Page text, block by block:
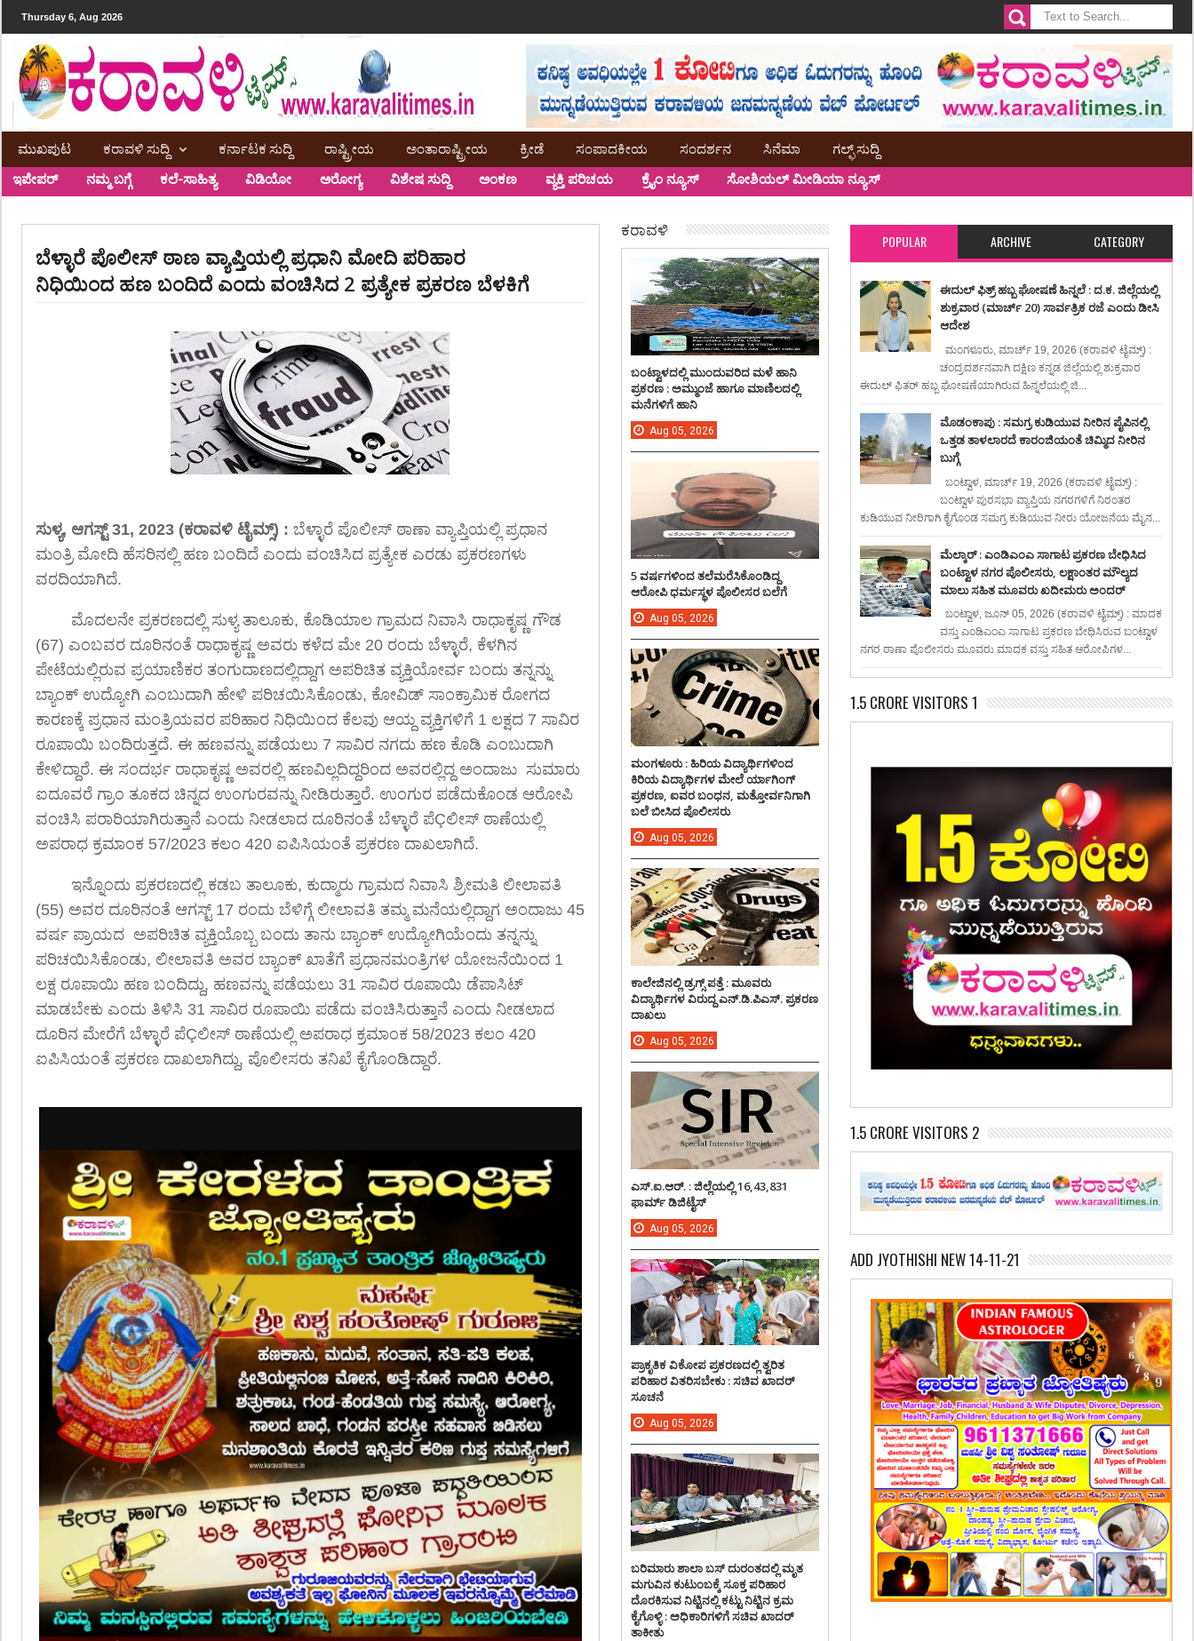
Thursday 6, Aug 2026
ಮುಖಪುಟ ಕರಾವಳಿ ಸುದ್ದಿ ಕರ್ನಾಟಕ ಸುದ್ದಿ ರಾಷ್ಟ್ರೀಯ ಅಂತಾರಾಷ್ಟ್ರೀಯ ಕ್ರೀಡೆ ಸಂಪಾದಕೀಯ ಸಂದರ್ಶನ ಸಿನೆಮಾ ಗಲ್ಫ್ ಸುದ್ದಿ
ಇಪೇಪರ್ ನಮ್ಮ ಬಗ್ಗೆ ಕಲೆ-ಸಾಹಿತ್ಯ ವಿಡಿಯೋ ಅರೋಗ್ಯ ವಿಶೇಷ ಸುದ್ದಿ ಅಂಕಣ ವ್ಯಕ್ತಿ ಪರಿಚಯ ಕ್ರೈಂ ನ್ಯೂಸ್ ಸೋಶಿಯಲ್ ಮೀಡಿಯಾ ನ್ಯೂಸ್
ಬೆಳ್ಳಾರೆ ಪೊಲೀಸ್ ಠಾಣ ವ್ಯಾಪ್ತಿಯಲ್ಲಿ ಪ್ರಧಾನಿ ಮೋದಿ ಪರಿಹಾರ
ನಿಧಿಯಿಂದ ಹಣ ಬಂದಿದೆ ಎಂದು ವಂಚಿಸಿದ 2 ಪ್ರತ್ಯೇಕ ಪ್ರಕರಣ ಬೆಳಕಿಗೆ
ಸುಳ್ಯ, ಆಗಸ್ಟ್ 31, 2023 (ಕರಾವಳಿ ಟೈಮ್ಸ್) : ಬೆಳ್ಳಾರೆ ಪೊಲೀಸ್ ಠಾಣಾ ವ್ಯಾಪ್ತಿಯಲ್ಲಿ ಪ್ರಧಾನ
ಮಂತ್ರಿ ಮೋದಿ ಹೆಸರಿನಲ್ಲಿ ಹಣ ಬಂದಿದೆ ಎಂದು ವಂಚಿಸಿದ ಪ್ರತ್ಯೇಕ ಎರಡು ಪ್ರಕರಣಗಳು
ವರದಿಯಾಗಿದೆ.
ಮೊದಲನೇ ಪ್ರಕರಣದಲ್ಲಿ ಸುಳ್ಯ ತಾಲೂಕು, ಕೊಡಿಯಾಲ ಗ್ರಾಮದ ನಿವಾಸಿ ರಾಧಾಕೃಷ್ಣ ಗೌಡ
(67) ಎಂಬವರ ದೂರಿನಂತೆ ರಾಧಾಕೃಷ್ಣ ಅವರು ಕಳೆದ ಮೇ 20 ರಂದು ಬೆಳ್ಳಾರೆ, ಕೆಳಗಿನ
ಪೇಟೆಯಲ್ಲಿರುವ ಪ್ರಯಾಣಿಕರ ತಂಗುದಾಣದಲ್ಲಿದ್ದಾಗ ಅಪರಿಚಿತ ವ್ಯಕ್ತಿಯೋರ್ವ ಬಂದು ತನ್ನನ್ನು
ಬ್ಯಾಂಕ್ ಉದ್ಯೋಗಿ ಎಂಬುದಾಗಿ ಹೇಳಿ ಪರಿಚಯಿಸಿಕೊಂಡು, ಕೋವಿಡ್ ಸಾಂಕ್ರಾಮಿಕ ರೋಗದ
ಕಾರಣಕ್ಕೆ ಪ್ರಧಾನ ಮಂತ್ರಿಯವರ ಪರಿಹಾರ ನಿಧಿಯಿಂದ ಕೆಲವು ಆಯ್ದ ವ್ಯಕ್ತಿಗಳಿಗೆ 1 ಲಕ್ಷದ 7 ಸಾವಿರ
ರೂಪಾಯಿ ಬಂದಿರುತ್ತದೆ. ಈ ಹಣವನ್ನು ಪಡೆಯಲು 7 ಸಾವಿರ ನಗದು ಹಣ ಕೊಡಿ ಎಂಬುದಾಗಿ
ಕೇಳಿದ್ದಾರೆ. ಈ ಸಂದರ್ಭ ರಾಧಾಕೃಷ್ಣ ಅವರಲ್ಲಿ ಹಣವಿಲ್ಲದಿದ್ದರಿಂದ ಅವರಲ್ಲಿದ್ದ ಅಂದಾಜು ಸುಮಾರು
ಐದೂವರೆ ಗ್ರಾಂ ತೂಕದ ಚಿನ್ನದ ಉಂಗುರವನ್ನು ನೀಡಿರುತ್ತಾರೆ. ಉಂಗುರ ಪಡೆದುಕೊಂಡ ಆರೋಪಿ
ವಂಚಿಸಿ ಪರಾರಿಯಾಗಿರುತ್ತಾನೆ ಎಂದು ನೀಡಲಾದ ದೂರಿನಂತೆ ಬೆಳ್ಳಾರೆ ಪೆÇಲೀಸ್ ಠಾಣೆಯಲ್ಲಿ
ಅಪರಾಧ ಕ್ರಮಾಂಕ 57/2023 ಕಲಂ 420 ಐಪಿಸಿಯಂತೆ ಪ್ರಕರಣ ದಾಖಲಾಗಿದೆ.
ಇನ್ನೊಂದು ಪ್ರಕರಣದಲ್ಲಿ ಕಡಬ ತಾಲೂಕು, ಕುದ್ಮಾರು ಗ್ರಾಮದ ನಿವಾಸಿ ಶ್ರೀಮತಿ ಲೀಲಾವತಿ
(55) ಅವರ ದೂರಿನಂತೆ ಆಗಸ್ಟ್ 17 ರಂದು ಬೆಳಿಗ್ಗೆ ಲೀಲಾವತಿ ತಮ್ಮ ಮನೆಯಲ್ಲಿದ್ದಾಗ ಅಂದಾಜು 45
ವರ್ಷ ಪ್ರಾಯದ ಅಪರಿಚಿತ ವ್ಯಕ್ತಿಯೊಬ್ಬ ಬಂದು ತಾನು ಬ್ಯಾಂಕ್ ಉದ್ಯೋಗಿಯೆಂದು ತನ್ನನ್ನು
ಪರಿಚಯಿಸಿಕೊಂಡು, ಲೀಲಾವತಿ ಅವರ ಬ್ಯಾಂಕ್ ಖಾತೆಗೆ ಪ್ರಧಾನಮಂತ್ರಿಗಳ ಯೋಜನೆಯಿಂದ 1
ಲಕ್ಷ ರೂಪಾಯಿ ಹಣ ಬಂದಿದ್ದು, ಹಣವನ್ನು ಪಡೆಯಲು 31 ಸಾವಿರ ರೂಪಾಯಿ ಡೆಪಾಸಿಟ್
ಮಾಡಬೇಕು ಎಂದು ತಿಳಿಸಿ 31 ಸಾವಿರ ರೂಪಾಯಿ ಪಡೆದು ವಂಚಿಸಿರುತ್ತಾನೆ ಎಂದು ನೀಡಲಾದ
ದೂರಿನ ಮೇರೆಗೆ ಬೆಳ್ಳಾರೆ ಪೆÇಲೀಸ್ ಠಾಣೆಯಲ್ಲಿ ಅಪರಾಧ ಕ್ರಮಾಂಕ 58/2023 ಕಲಂ 420
ಐಪಿಸಿಯಂತೆ ಪ್ರಕರಣ ದಾಖಲಾಗಿದ್ದು, ಪೊಲೀಸರು ತನಿಖೆ ಕೈಗೊಂಡಿದ್ದಾರೆ.
POPULAR ARCHIVE CATEGORY
ಈದುಲ್ ಫಿತ್ರ್ ಹಬ್ಬ ಘೋಷಣೆ ಹಿನ್ನಲೆ : ದ.ಕ. ಜಿಲ್ಲೆಯಲ್ಲಿ
ಶುಕ್ರವಾರ (ಮಾರ್ಚ್ 20) ಸಾರ್ವತ್ರಿಕ ರಜೆ ಎಂದು ಡೀಸಿ
ಆದೇಶ
ಮಂಗಳೂರು, ಮಾರ್ಚ್ 19, 2026 (ಕರಾವಳಿ ಟೈಮ್ಸ್) :
ಚಂದ್ರದರ್ಶನವಾಗಿ ದಕ್ಷಿಣ ಕನ್ನಡ ಜಿಲ್ಲೆಯಲ್ಲಿ ಶುಕ್ರವಾರ
ಈದುಲ್ ಫಿತರ್ ಹಬ್ಬ ಘೋಷಣೆಯಾಗಿರುವ ಹಿನ್ನಲೆಯಲ್ಲಿ ಜಿ...
ಮೊಡಂಕಾಪು : ಸಮಗ್ರ ಕುಡಿಯುವ ನೀರಿನ ಪೈಪಿನಲ್ಲಿ
ಒತ್ತಡ ತಾಳಲಾರದೆ ಕಾರಂಜಿಯಂತೆ ಚಿಮ್ಮಿದ ನೀರಿನ
ಬುಗ್ಗೆ
ಬಂಟ್ವಾಳ, ಮಾರ್ಚ್ 19, 2026 (ಕರಾವಳಿ ಟೈಮ್ಸ್) :
ಬಂಟ್ವಾಳ ಪುರಸಭಾ ವ್ಯಾಪ್ತಿಯ ನಗರಗಳಿಗೆ ನಿರಂತರ
ಕುಡಿಯುವ ನೀರಿಗಾಗಿ ಕೈಗೊಂಡ ಸಮಗ್ರ ಕುಡಿಯುವ ನೀರು ಯೋಜನೆಯ ಮೈನ...
ಮೆಲ್ಕಾರ್ : ಎಂಡಿಎಂಎ ಸಾಗಾಟ ಪ್ರಕರಣ ಬೇಧಿಸಿದ
ಬಂಟ್ವಾಳ ನಗರ ಪೊಲೀಸರು, ಲಕ್ಷಾಂತರ ಮೌಲ್ಯದ
ಮಾಲು ಸಹಿತ ಮೂವರು ಖದೀಮರು ಅಂದರ್
ಬಂಟ್ವಾಳ, ಜೂನ್ 05, 2026 (ಕರಾವಳಿ ಟೈಮ್ಸ್) : ಮಾದಕ
ವಸ್ತು ಎಂಡಿಎಂಎ ಸಾಗಾಟ ಪ್ರಕರಣ ಬೇಧಿಸಿರುವ ಬಂಟ್ವಾಳ
ನಗರ ಠಾಣಾ ಪೊಲೀಸರು ಮೂವರು ಮಾದಕ ವಸ್ತು ಸಹಿತ ಆರೋಪಿಗಳ...
1.5 CRORE VISITORS 1
1.5 CRORE VISITORS 2
ADD JYOTHISHI NEW 14-11-21
ಕರಾವಳಿ
ಬಂಟ್ವಾಳದಲ್ಲಿ ಮುಂದುವರಿದ ಮಳೆ ಹಾನಿ
ಪ್ರಕರಣ : ಅಮ್ಮುಂಜೆ ಹಾಗೂ ಮಾಣಿಲದಲ್ಲಿ
ಮನೆಗಳಿಗೆ ಹಾನಿ
Aug 05, 2026
5 ವರ್ಷಗಳಿಂದ ತಲೆಮರೆಸಿಕೊಂಡಿದ್ದ
ಆರೋಪಿ ಧರ್ಮಸ್ಥಳ ಪೊಲೀಸರ ಬಲೆಗೆ
Aug 05, 2026
ಮಂಗಳೂರು : ಹಿರಿಯ ವಿದ್ಯಾರ್ಥಿಗಳಿಂದ
ಕಿರಿಯ ವಿದ್ಯಾರ್ಥಿಗಳ ಮೇಲೆ ರ್ಯಾಗಿಂಗ್
ಪ್ರಕರಣ, ಐವರ ಬಂಧನ, ಮತ್ತೋರ್ವನಿಗಾಗಿ
ಬಲೆ ಬೀಸಿದ ಪೊಲೀಸರು
Aug 05, 2026
ಕಾಲೇಜಿನಲ್ಲಿ ಡ್ರಗ್ಸ್ ಪತ್ತೆ : ಮೂವರು
ವಿದ್ಯಾರ್ಥಿಗಳ ವಿರುದ್ದ ಎನ್.ಡಿ.ಪಿಎಸ್. ಪ್ರಕರಣ
ದಾಖಲು
Aug 05, 2026
ಎಸ್.ಐ.ಆರ್. : ಜಿಲ್ಲೆಯಲ್ಲಿ 16,43,831
ಫಾರ್ಮ್ ಡಿಜಿಟೈಸ್
Aug 05, 2026
ಪ್ರಾಕೃತಿಕ ವಿಕೋಪ ಪ್ರಕರಣದಲ್ಲಿ ತ್ವರಿತ
ಪರಿಹಾರ ವಿತರಿಸಬೇಕು : ಸಚಿವ ಖಾದರ್
ಸೂಚನೆ
Aug 05, 2026
ಬರಿಮಾರು ಶಾಲಾ ಬಸ್ ದುರಂತದಲ್ಲಿ ಮೃತ
ಮಗುವಿನ ಕುಟುಂಬಕ್ಕೆ ಸೂಕ್ತ ಪರಿಹಾರ
ದೊರಕಿಸುವ ನಿಟ್ಟಿನಲ್ಲಿ ಕಟ್ಟು ನಿಟ್ಟಿನ ಕ್ರಮ
ಕೈಗೊಳ್ಳಿ : ಅಧಿಕಾರಿಗಳಿಗೆ ಸಚಿವ ಖಾದರ್
ತಾಕೀತು